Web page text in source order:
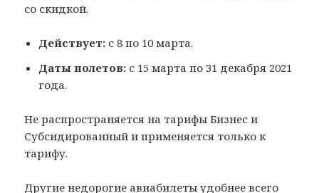
со скидкой.
Действует: с 8 по 10 марта.
Даты полетов: с 15 марта по 31 декабря 2021
года.
Не распространяется на тарифы Бизнес и
Субсидированный и применяется только к
тарифу.
Другие недорогие авиабилеты удобнее всего